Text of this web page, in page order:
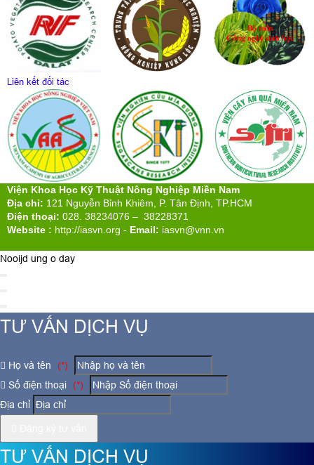
Liên kết đối tác
Viện Khoa Học Kỹ Thuật Nông Nghiệp Miền Nam
Địa chỉ: 121 Nguyễn Bỉnh Khiêm, P. Tân Định, TP.HCM
Điện thoại: 028. 38234076 – 38228371
Website : http://iasvn.org - Email: iasvn@vnn.vn
Nooijd ung o day
TƯ VẤN DỊCH VỤ
Họ và tên
(*)
Số điện thoại
(*)
Địa chỉ
TƯ VẤN DỊCH VỤ